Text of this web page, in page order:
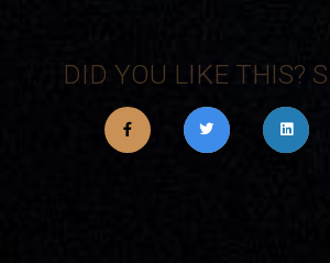
DID YOU LIKE THIS?